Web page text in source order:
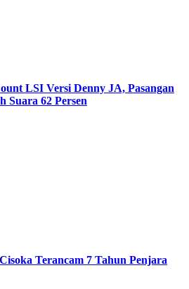
LSI Versi Denny JA, Pasangan
Suara 62 Persen
Terancam 7 Tahun Penjara